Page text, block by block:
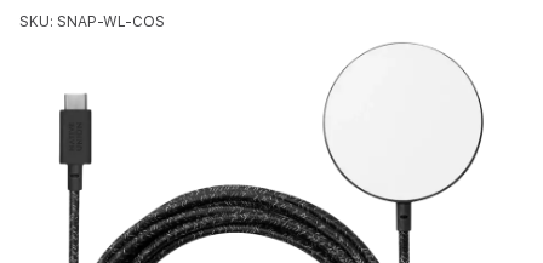
SKU: SNAP-WL-COS